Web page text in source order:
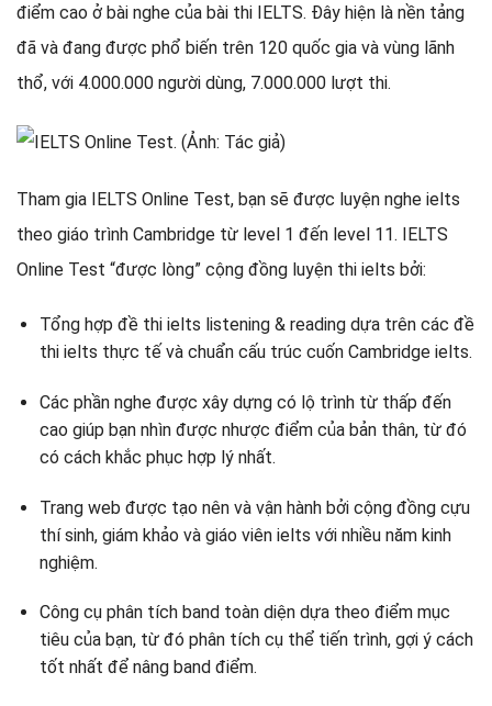
điểm cao ở bài nghe của bài thi IELTS. Đây hiện là nền tảng
đã và đang được phổ biến trên 120 quốc gia và vùng lãnh
thổ, với 4.000.000 người dùng, 7.000.000 lượt thi.
Tham gia IELTS Online Test, bạn sẽ được luyện nghe ielts
theo giáo trình Cambridge từ level 1 đến level 11. IELTS
Online Test “được lòng” cộng đồng luyện thi ielts bởi:
Tổng hợp đề thi ielts listening & reading dựa trên các đề
thi ielts thực tế và chuẩn cấu trúc cuốn Cambridge ielts.
Các phần nghe được xây dựng có lộ trình từ thấp đến
cao giúp bạn nhìn được nhược điểm của bản thân, từ đó
có cách khắc phục hợp lý nhất.
Trang web được tạo nên và vận hành bởi cộng đồng cựu
thí sinh, giám khảo và giáo viên ielts với nhiều năm kinh
nghiệm.
Công cụ phân tích band toàn diện dựa theo điểm mục
tiêu của bạn, từ đó phân tích cụ thể tiến trình, gợi ý cách
tốt nhất để nâng band điểm.